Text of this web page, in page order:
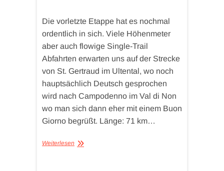
Die vorletzte Etappe hat es nochmal
ordentlich in sich. Viele Höhenmeter
aber auch flowige Single-Trail
Abfahrten erwarten uns auf der Strecke
von St. Gertraud im Ultental, wo noch
hauptsächlich Deutsch gesprochen
wird nach Campodenno im Val di Non
wo man sich dann eher mit einem Buon
Giorno begrüßt. Länge: 71 km…
Weiterlesen